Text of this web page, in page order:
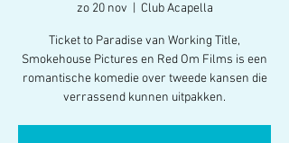
zo 20 nov Club Acapella
Ticket to Paradise van Working Title,
Smokehouse Pictures en Red Om Films is een
romantische komedie over tweede kansen die
verrassend kunnen uitpakken.